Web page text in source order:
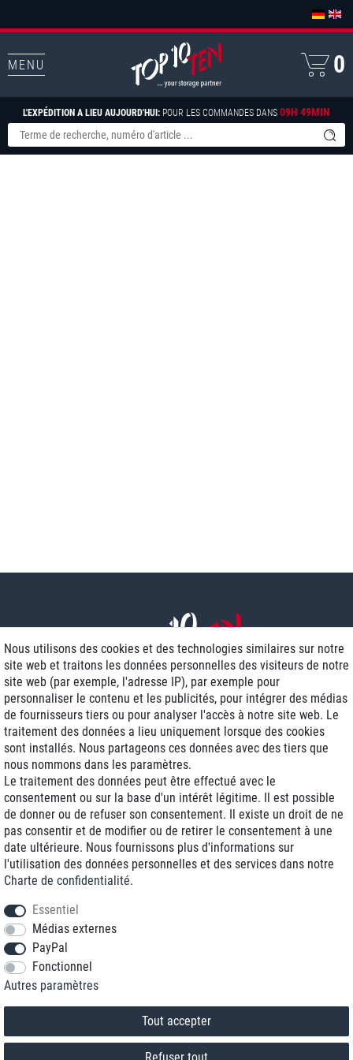
MENU
L'EXPÉDITION A LIEU AUJOURD'HUI: POUR LES COMMANDES DANS 09H 49MIN
0
Livraison J+1
Frais d'expédition réduits
Reconditionnée avec garantie
+33 1 70 99 07 94 *
* Vous pouvez nous joindre aux tarifs locaux du lundi au vendredi de 9h à 18h.
Nous utilisons des cookies et des technologies similaires sur notre
site web et traitons les données personnelles des visiteurs de notre
site web (par exemple, l'adresse IP), par exemple pour
personnaliser le contenu et les publicités, pour intégrer des médias
de fournisseurs tiers ou pour analyser l'accès à notre site web. Le
traitement des données a lieu uniquement lorsque des cookies
sont installés. Nous partageons ces données avec des tiers que
nous nommons dans les paramètres.
Le traitement des données peut être effectué avec le
consentement ou sur la base d'un intérêt légitime. Il est possible
de donner ou de refuser son consentement. Il existe un droit de ne
pas consentir et de modifier ou de retirer le consentement à une
date ultérieure. Nous fournissons plus d'informations sur
l'utilisation des données personnelles et des services dans notre
Charte de confidentialité.
Essentiel
Médias externes
PayPal
Fonctionnel
Autres paramètres
Tout accepter